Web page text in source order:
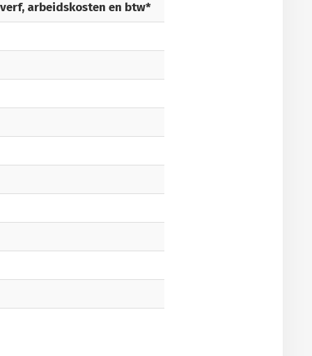
arbeidskosten en btw*